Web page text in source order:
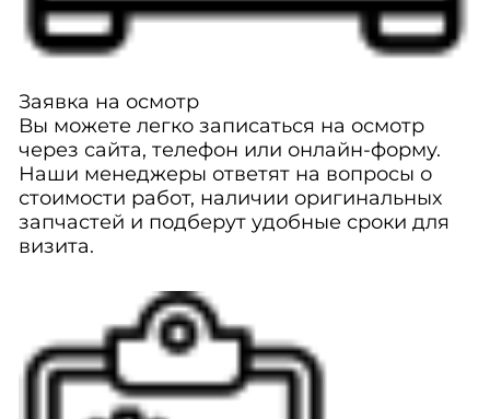
Заявка на осмотр
Вы можете легко записаться на осмотр
через сайта, телефон или онлайн-форму.
Наши менеджеры ответят на вопросы о
стоимости работ, наличии оригинальных
запчастей и подберут удобные сроки для
визита.